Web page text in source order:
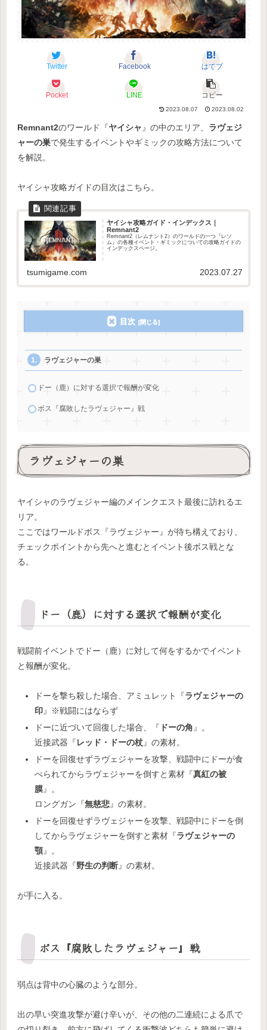
Twitter Facebook はてブ
Pocket LINE コピー
2023.08.07 2023.08.02
Remnant2のワールド『ヤイシャ 』の中のエリア、 ラヴェジ
ャーの巣で発生するイベントやギミックの攻略方法について
を解説。
ヤイシャ攻略ガイドの目次はこちら。
ヤイシャ攻略ガイド・インデックス｜
Remnant2
Remnant2（レムナント2）のワールドの一つ『レソ
ム』の各種イベント・ギミックについての攻略ガイドの
インデックスページ。
tsumigame.com 2023.07.27
目次
ラヴェジャーの巣
ドー（鹿）に対する選択で報酬が変化
ボス『腐敗したラヴェジャー』戦
ラヴェジャーの巣
ヤイシャのラヴェジャー編のメインクエスト最後に訪れるエ
リア。
ここではワールドボス『ラヴェジャー』が待ち構えており、
チェックポイントから先へと進むとイベント後ボス戦とな
る。
ドー（鹿）に対する選択で報酬が変化
戦闘前イベントでドー（鹿）に対して何をするかでイベント
と報酬が変化。
ドーを撃ち殺した場合、アミュレット『ラヴェジャーの
印』※戦闘にはならず
ドーに近づいて回復した場合、『 ドーの角』。
近接武器『レッド・ドーの杖』の素材。
ドーを回復せずラヴェジャーを攻撃、戦闘中にドーが食
べられてからラヴェジャーを倒すと素材『真紅の被
膜』。
ロングガン『無慈悲』の素材。
ドーを回復せずラヴェジャーを攻撃、戦闘中にドーを倒
してからラヴェジャーを倒すと素材『ラヴェジャーの
顎』。
近接武器『野生の判断』の素材。
が手に入る。
ボス『腐敗したラヴェジャー』戦
弱点は背中の心臓のような部分。
出の早い突進攻撃が避け辛いが、その他の二連続による爪で